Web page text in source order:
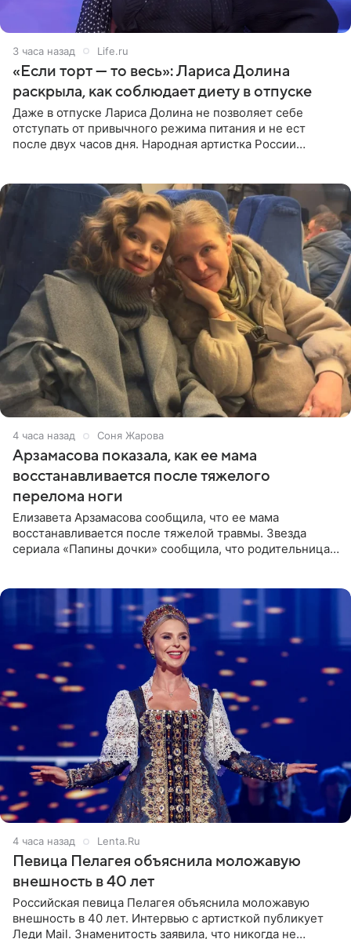
3 часа назад Life.ru
«Если торт — то весь»: Лариса Долина
раскрыла, как соблюдает диету в отпуске
Даже в отпуске Лариса Долина не позволяет себе
отступать от привычного режима питания и не ест
после двух часов дня. Народная артистка России
4 часа назад Соня Жарова
Арзамасова показала, как ее мама
восстанавливается после тяжелого
перелома ноги
Елизавета Арзамасова сообщила, что ее мама
восстанавливается после тяжелой травмы. Звезда
сериала «Папины дочки» сообщила, что родительница
4 часа назад Lenta.Ru
Певица Пелагея объяснила моложавую
внешность в 40 лет
Российская певица Пелагея объяснила моложавую
внешность в 40 лет. Интервью с артисткой публикует
Леди Mail. Знаменитость заявила, что никогда не